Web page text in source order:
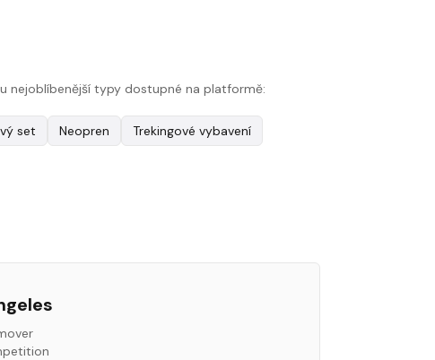
nejoblíbenější typy dostupné na platformě:
set Neopren
Trekingové vybavení